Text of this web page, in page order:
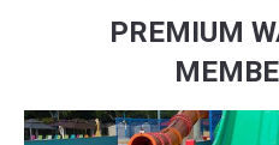
PREMIUM